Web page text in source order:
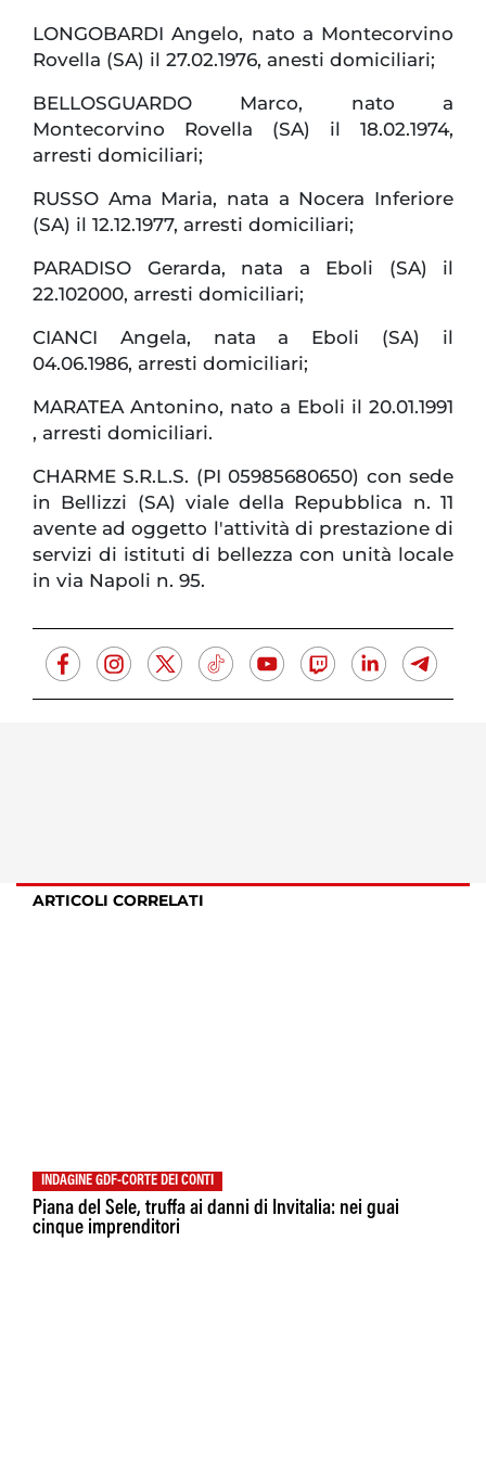
LONGOBARDI Angelo, nato a Montecorvino
Rovella (SA) il 27.02.1976, anesti domiciliari;
BELLOSGUARDO Marco, nato a
Montecorvino Rovella (SA) il 18.02.1974,
arresti domiciliari;
RUSSO Ama Maria, nata a Nocera Inferiore
(SA) il 12.12.1977, arresti domiciliari;
PARADISO Gerarda, nata a Eboli (SA) il
22.102000, arresti domiciliari;
CIANCI Angela, nata a Eboli (SA) il
04.06.1986, arresti domiciliari;
MARATEA Antonino, nato a Eboli il 20.01.1991
, arresti domiciliari.
CHARME S.R.L.S. (PI 05985680650) con sede
in Bellizzi (SA) viale della Repubblica n. 11
avente ad oggetto l'attività di prestazione di
servizi di istituti di bellezza con unità locale
in via Napoli n. 95.
ARTICOLI CORRELATI
INDAGINE GDF-CORTE DEI CONTI
Piana del Sele, truffa ai danni di Invitalia: nei guai
cinque imprenditori